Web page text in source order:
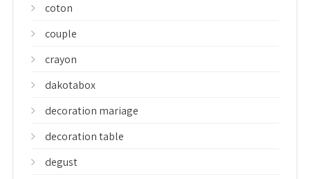
coton
couple
crayon
dakotabox
decoration mariage
decoration table
degust